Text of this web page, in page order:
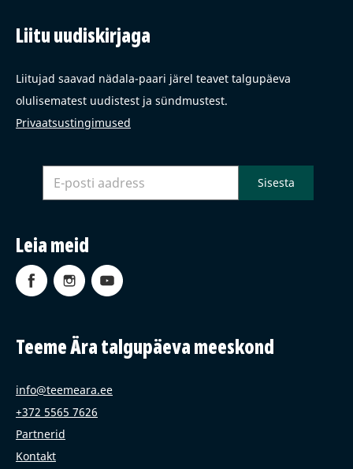
Liitu uudiskirjaga
Liitujad saavad nädala-paari järel teavet talgupäeva
olulisematest uudistest ja sündmustest.
Privaatsustingimused
Leia meid
Teeme Ära talgupäeva meeskond
info@teemeara.ee
+372 5565 7626
Partnerid
Kontakt